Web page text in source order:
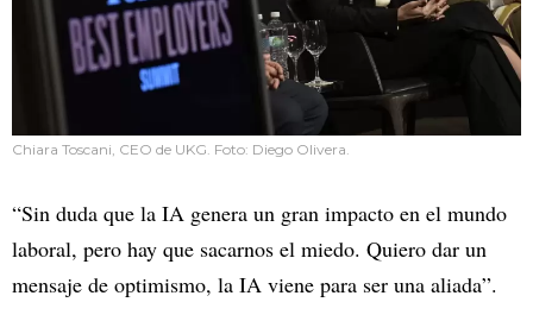
Chiara Toscani, CEO de UKG. Foto: Diego Olivera.
“Sin duda que la IA genera un gran impacto en el mundo
laboral, pero hay que sacarnos el miedo. Quiero dar un
mensaje de optimismo, la IA viene para ser una aliada”.